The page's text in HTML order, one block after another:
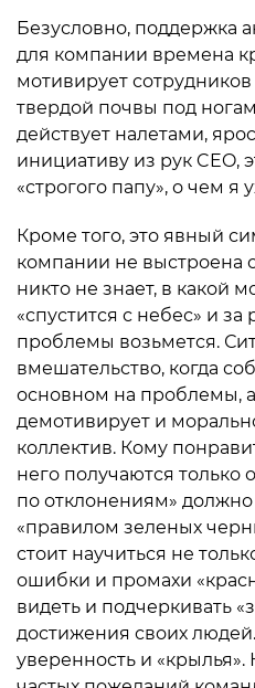
Безусловно, поддержка
для компании времена
мотивирует
твердой почвы под
действует налетами,
инициативу из рук CEO,
«строгого папу», о чем я
Кроме того, это явный
компании не выстроена
никто не знает, в какой
«спустится с небес» и
проблемы возьмется.
вмешательство, когда
основном на проблемы, а
демотивирует и
коллектив. Кому
него получаются
по отклонениям» должно
«правилом зеленых
стоит научиться не
ошибки и промахи
видеть и подчеркивать
достижения своих
уверенность и